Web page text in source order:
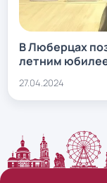
В Люберцах
летним
27.04.2024